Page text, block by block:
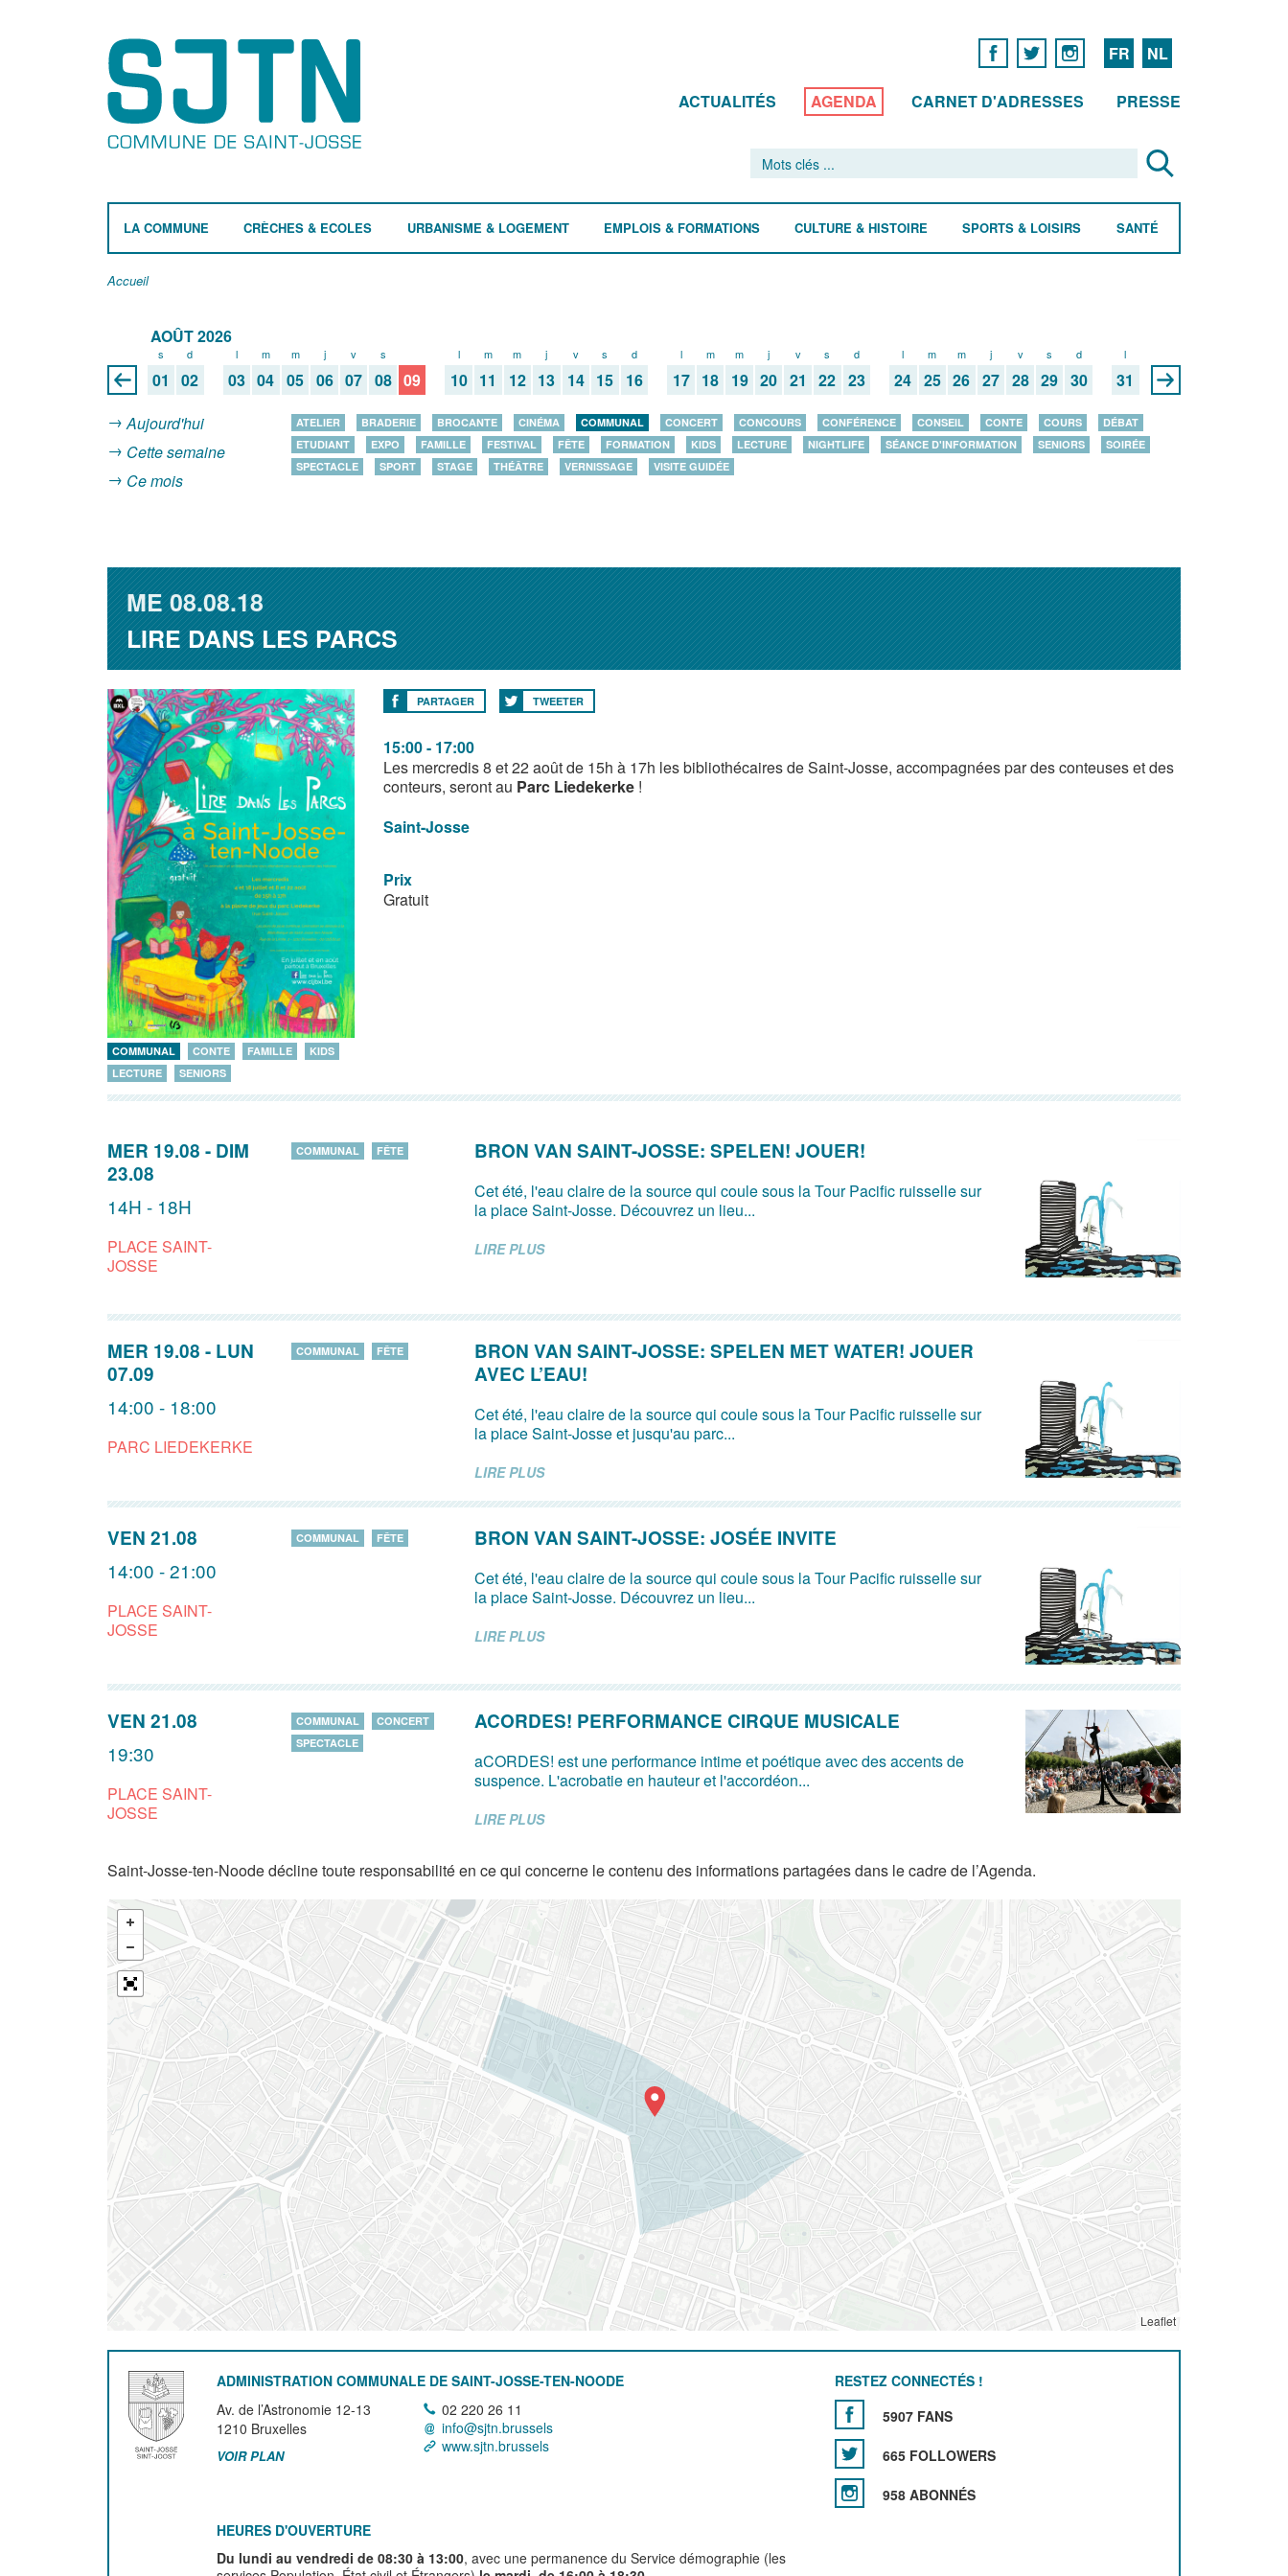
FR NL
ACTUALITÉS AGENDA CARNET D'ADRESSES PRESSE
LA COMMUNE CRÈCHES & ECOLES URBANISME & LOGEMENT EMPLOIS & FORMATIONS CULTURE & HISTOIRE SPORTS & LOISIRS SANTÉ
Accueil
AOÛT 2026
s
01
d
02
l
03
m
04
m
05
j
06
v
07
s
08 09
l
10
m
11
m
12
j
13
v
14
s
15
d
16
l
17
m
18
m
19
j
20
v
21
s
22
d
23
l
24
m
25
m
26
j
27
v
28
s
29
d
30
l
31
Aujourd'hui
Cette semaine
Ce mois
ATELIER BRADERIE BROCANTE CINÉMA COMMUNAL CONCERT CONCOURS CONFÉRENCE CONSEIL CONTE COURS
DÉBAT
ETUDIANT
EXPO FAMILLE FESTIVAL FÊTE FORMATION KIDS LECTURE NIGHTLIFE SÉANCE D'INFORMATION SENIORS
SOIRÉE
SPECTACLE
SPORT STAGE THÉÂTRE VERNISSAGE VISITE GUIDÉE
ME08.08.18
LIRE DANS LES PARCS
COMMUNAL CONTE FAMILLE
KIDS
LECTURE
SENIORS
PARTAGER TWEETER
15:00 - 17:00
Les mercredis 8 et 22 août de 15h à 17h les bibliothécaires de Saint-Josse, accompagnées par des conteuses et des
conteurs, seront au Parc Liedekerke!
Saint-Josse
Prix
Gratuit
MER 19.08 - DIM
23.08
14H - 18H
PLACE SAINT-
JOSSE
COMMUNAL FÊTE BRON VAN SAINT-JOSSE: SPELEN! JOUER!
Cet été, l'eau claire de la source qui coule sous la Tour Pacific ruisselle sur
la place Saint-Josse. Découvrez un lieu...
LIRE PLUS
MER 19.08 - LUN
07.09
14:00 - 18:00
PARC LIEDEKERKE
COMMUNAL FÊTE
BRON VAN SAINT-JOSSE: SPELEN MET WATER! JOUER
AVEC L’EAU!
Cet été, l'eau claire de la source qui coule sous la Tour Pacific ruisselle sur
la place Saint-Josse et jusqu'au parc...
LIRE PLUS
VEN 21.08
14:00 - 21:00
PLACE SAINT-
JOSSE
COMMUNAL FÊTE BRON VAN SAINT-JOSSE: JOSÉE INVITE
Cet été, l'eau claire de la source qui coule sous la Tour Pacific ruisselle sur
la place Saint-Josse. Découvrez un lieu...
LIRE PLUS
VEN 21.08
19:30
PLACE SAINT-
JOSSE
COMMUNAL
CONCERT
SPECTACLE
ACORDES! PERFORMANCE CIRQUE MUSICALE
aCORDES! est une performance intime et poétique avec des accents de
suspence. L'acrobatie en hauteur et l'accordéon...
LIRE PLUS
Saint-Josse-ten-Noode décline toute responsabilité en ce qui concerne le contenu des informations partagées dans le cadre de l’Agenda.
Leaflet
ADMINISTRATION COMMUNALE DE SAINT-JOSSE-TEN-NOODE
Av. de l’Astronomie 12-13
1210 Bruxelles
VOIR PLAN
02 220 26 11
info@sjtn.brussels
www.sjtn.brussels
HEURES D'OUVERTURE
Du lundi au vendredi de 08:30 à 13:00, avec une permanence du Service démographie (les
RESTEZ CONNECTÉS !
5907 FANS
665 FOLLOWERS
958 ABONNÉS